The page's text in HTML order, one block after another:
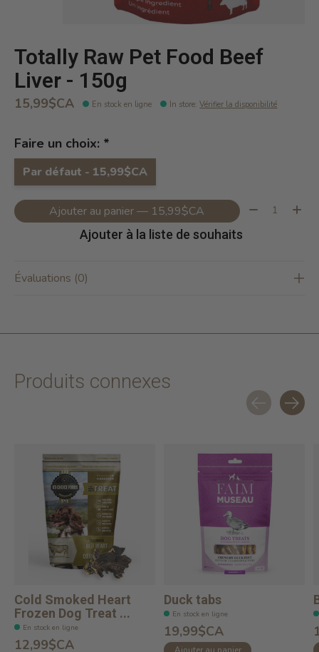
Totally Raw Pet Food Beef
Liver - 150g
15,99$CA En stock en ligne In store:Vérifier la disponibilité
Faire un choix: *
Par défaut - 15,99$CA
Ajouter au panier — 15,99$CA Quantité:
Ajouter à la liste de souhaits
Évaluations (0)
Produits connexes
Cold Smoked Heart
Frozen Dog Treat ...
En stock en ligne
12,99$CA
Duck tabs
En stock en ligne
19,99$CA